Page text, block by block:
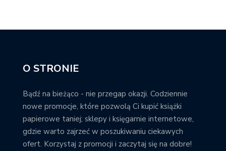
O STRONIE
Bądź na bieżąco - nie przegap okazji. Codziennie
nowe promocje, które pozwolą Ci kupić książki
papierowe taniej; sklepy i księgarnie internetowe,
gdzie warto zajrzeć w poszukiwaniu ciekawych
ofert. Korzystaj z promocji i zaczytaj się na dobre!